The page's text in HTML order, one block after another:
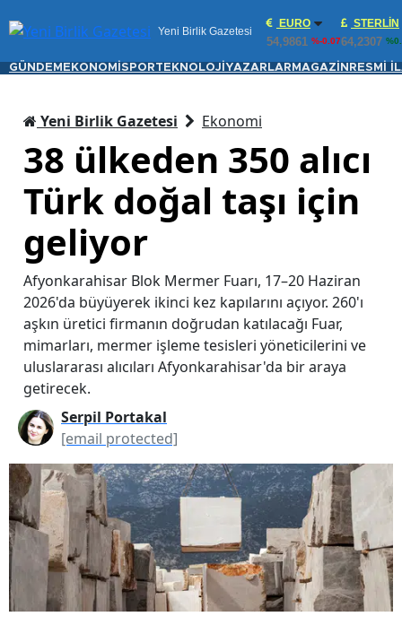
Yeni Birlik Gazetesi
EURO
54,9861 %-0.07
STERLIN
64,2307
GÜNDEM EKONOMİ SPORTEKNOLOJİ YAZARLAR MAGAZİN RESMİ
Yeni Birlik Gazetesi Ekonomi
38 ülkeden 350 alıcı
Türk doğal taşı için
geliyor
Afyonkarahisar Blok Mermer Fuarı, 17–20 Haziran
2026'da büyüyerek ikinci kez kapılarını açıyor. 260'ı
aşkın üretici firmanın doğrudan katılacağı Fuar,
mimarları, mermer işleme tesisleri yöneticilerini ve
uluslararası alıcıları Afyonkarahisar'da bir araya
getirecek.
Serpil Portakal
[email protected]